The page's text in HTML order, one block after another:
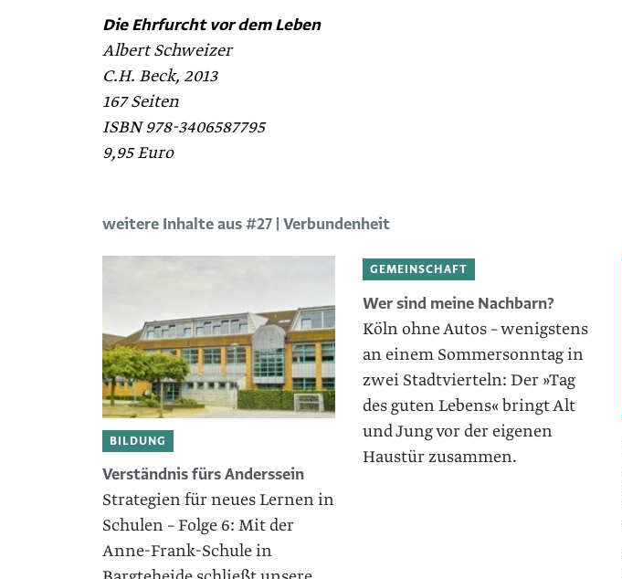
Die Ehrfurcht vor dem Leben
Albert Schweizer
C.H. Beck, 2013
167 Seiten
ISBN 978-3406587795
9,95 Euro
weitere Inhalte aus #27 | Verbundenheit
BILDUNG
Verständnis fürs Anderssein
Strategien für neues Lernen in
Schulen – Folge 6: Mit der
Anne-Frank-Schule in
GEMEINSCHAFT
Wer sind meine Nachbarn?
Köln ohne Autos – wenigstens
an einem Sommersonntag in
zwei Stadtvierteln: Der »Tag
des ­guten Lebens« bringt Alt
und Jung vor der eigenen
Haustür zusammen.